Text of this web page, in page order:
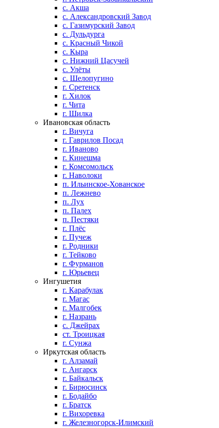
с. Акша
с. Александровский Завод
с. Газимурский Завод
с. Дульдурга
с. Красный Чикой
с. Кыра
с. Нижний Цасучей
с. Улёты
с. Шелопугино
г. Сретенск
г. Хилок
г. Чита
г. Шилка
Ивановская область
г. Вичуга
г. Гаврилов Посад
г. Иваново
г. Кинешма
г. Комсомольск
г. Наволоки
п. Ильинское-Хованское
п. Лежнево
п. Лух
п. Палех
п. Пестяки
г. Плёс
г. Пучеж
г. Родники
г. Тейково
г. Фурманов
г. Юрьевец
Ингушетия
г. Карабулак
г. Магас
г. Малгобек
г. Назрань
с. Джейрах
ст. Троицкая
г. Сунжа
Иркутская область
г. Алзамай
г. Ангарск
г. Байкальск
г. Бирюсинск
г. Бодайбо
г. Братск
г. Вихоревка
г. Железногорск-Илимский